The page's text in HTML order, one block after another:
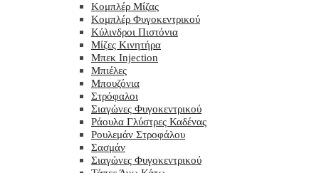
Κομπλέρ Μίζας
Κομπλέρ Φυγοκεντρικού
Κύλινδροι Πιστόνια
Μίζες Κινητήρα
Μπεκ Injection
Μπιέλες
Μπουζόνια
Στρόφαλοι
Σιαγώνες Φυγοκεντρικού
Ράουλα Γλύστρες Καδένας
Ρουλεμάν Στροφάλου
Σασμάν
Σιαγώνες Φυγοκεντρικού